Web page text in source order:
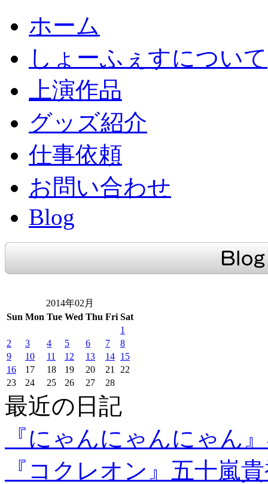
ホーム
しょーふぇすについて
上演作品
グッズ紹介
仕事依頼
お問い合わせ
Blog
2014年02月
Sun Mon Tue Wed Thu Fri Sat
1
2
3 4 5 6 7
8
9
10 11 12 13 14 15
16
17 18 19 20 21
22
23
24 25 26 27 28
最近の日記
『にゃんにゃんにゃん
『コクレオン』五十嵐